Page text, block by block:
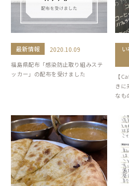
最新情報 2020.10.09
福島県配布「感染防止取り組みステ
ッカー」の配布を受けました
【
きに
なも